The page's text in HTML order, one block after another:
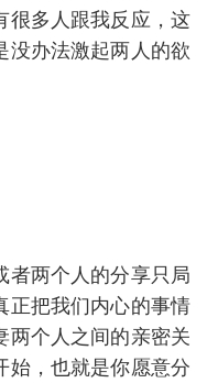
很多人跟我反应，这
没办法激起两人的欲
者两个人的分享只局
正把我们内心的事情
两个人之间的亲密关
始，也就是你愿意分